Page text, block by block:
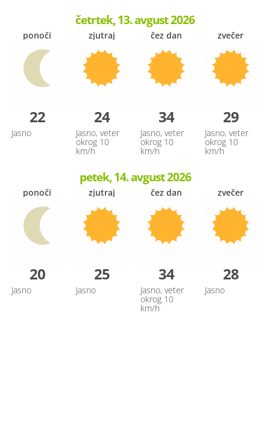
četrtek, 13. avgust 2026
ponoči
22
Jasno
zjutraj
24
Jasno, veter
okrog 10
km/h
čez dan
34
Jasno, veter
okrog 10
km/h
zvečer
29
Jasno, veter
okrog 10
km/h
petek, 14. avgust 2026
ponoči
20
Jasno
zjutraj
25
Jasno
čez dan
34
Jasno, veter
okrog 10
km/h
zvečer
28
Jasno